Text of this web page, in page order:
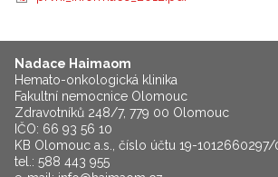
Nadace Haimaom
Hemato-onkologická klinika
Fakultní nemocnice Olomouc
Zdravotníků 248/7, 779 00 Olomouc
IČO: 66 93 56 10
KB Olomouc a.s., číslo účtu 19-1012660297/
tel.: 588 443 955